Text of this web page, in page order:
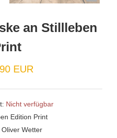
an Stillleben
EUR
Nicht verfügbar
Edition Print
Oliver Wetter